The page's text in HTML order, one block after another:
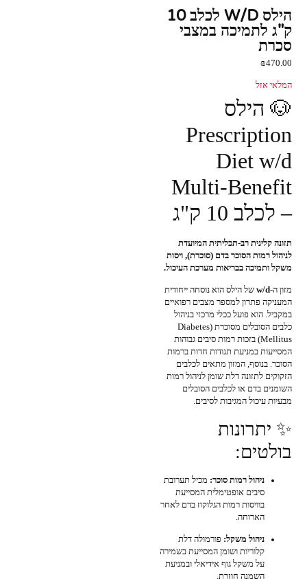
הילס W/D לכלב 10
ק"ג לתמיכה במצבי
סכרת
₪470.00
המלאי אזל
🐶 הילס
Prescription
Diet w/d
Multi-Benefit
– לכלב 10 ק"ג
תזונה קלינית רב-תכליתית המיועדת
לניהול רמות הסוכר בדם (סוכרת), ויסות
משקל ותמיכה בבריאות מערכת העיכול.
מזון ה-w/d של הילס הוא נוסחה ייחודית
המעניקה פתרון למספר מצבים רפואיים
במקביל. הוא פועל ככלי מרכזי בניהול
כלבים הסובלים מסוכרת (Diabetes
Mellitus) בזכות רמות סיבים גבוהות
המסייעות במניעת תנודות חדות ברמות
הסוכר. בנוסף, המזון מתאים לכלבים
הזקוקים לתזונה דלת שומן לניהול רמות
השומנים בדם או לכלבים הסובלים
מבעיות עיכול המגיבות לסיבים.
✨ יתרונות
בולטים:
ניהול רמות סוכר: מכיל תערובת
סיבים אופטימלית המסייעת
בוויסות רמות הגלוקוז בדם לאחר
הארוחה.
ניהול משקל: פורמולה דלת
קלוריות ושומן המסייעת בשמירה
על משקל גוף אידיאלי ובמניעת
השמנה חוזרת.